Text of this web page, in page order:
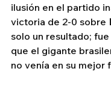
ilusión en el partido
victoria de 2-0 sobre
solo un resultado;
que el gigante
no venía en su mejor